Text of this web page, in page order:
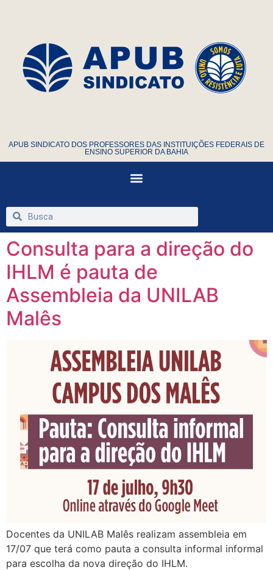
APUB SINDICATO DOS PROFESSORES DAS INSTITUIÇÕES FEDERAIS DE
ENSINO SUPERIOR DA BAHIA
Consulta para a direção do
IHLM é pauta de
Assembleia da UNILAB
Malês
Docentes da UNILAB Malês realizam assembleia em
17/07 que terá como pauta a consulta informal informal
para escolha da nova direção do IHLM.